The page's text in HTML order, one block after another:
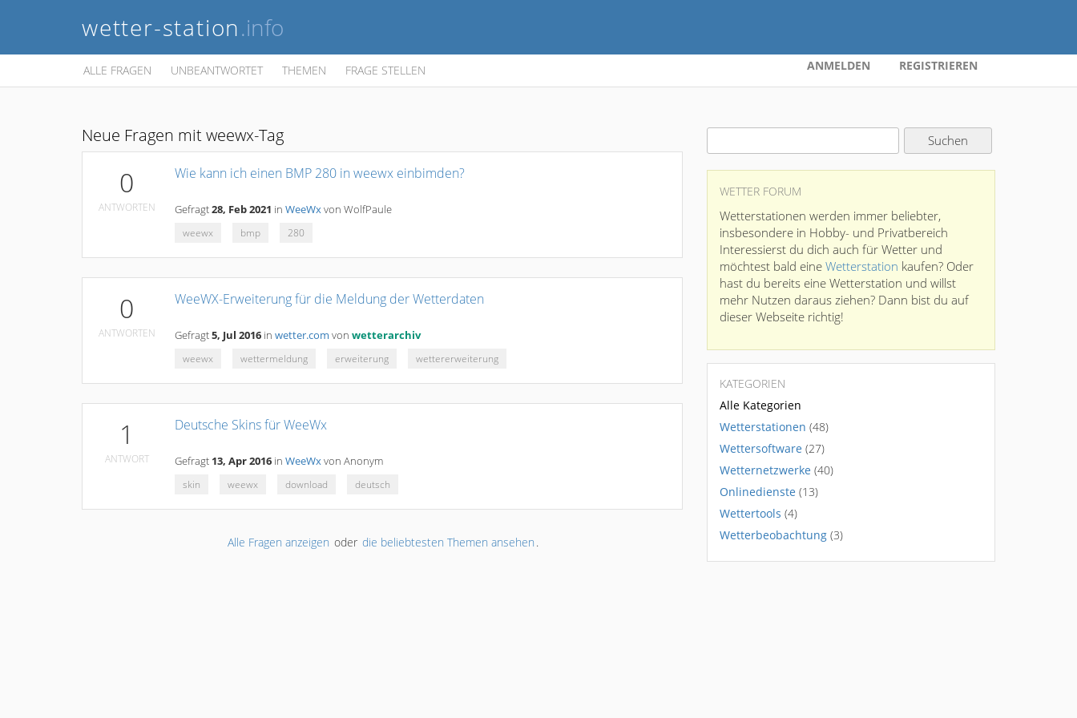
wetter-station.info
ALLE FRAGEN UNBEANTWORTET THEMEN FRAGE STELLEN ANMELDEN REGISTRIEREN
Neue Fragen mit weewx-Tag
0
ANTWORTEN
Wie kann ich einen BMP 280 in weewx einbimden?
Gefragt28, Feb 2021 in WeeWxvon WolfPaule
weewx
bmp 280
0
ANTWORTEN
WeeWX-Erweiterung für die Meldung der Wetterdaten
Gefragt5, Jul 2016 in wetter.com von wetterarchiv
weewx
wettermeldung erweiterung wettererweiterung
1
ANTWORT
Deutsche Skins für WeeWx
Gefragt 13, Apr 2016 in WeeWxvon Anonym
skin
weewx download deutsch
Alle Fragen anzeigen oder die beliebtesten Themen ansehen .
WETTER FORUM
Wetterstationen werden immer beliebter,
insbesondere in Hobby- und Privatbereich
Interessierst du dich auch für Wetter und
möchtest bald eine Wetterstation kaufen? Oder
hast du bereits eine Wetterstation und willst
mehr Nutzen daraus ziehen? Dann bist du auf
dieser Webseite richtig!
KATEGORIEN
Alle Kategorien
Wetterstationen (48)
Wettersoftware (27)
Wetternetzwerke (40)
Onlinedienste (13)
Wettertools (4)
Wetterbeobachtung (3)